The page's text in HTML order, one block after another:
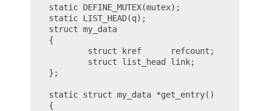
static DEFINE_MUTEX(mutex);
static LIST_HEAD(q);
struct my_data
{
        struct kref      refcount;
        struct list_head link;
};
static struct my_data *get_entry()
{